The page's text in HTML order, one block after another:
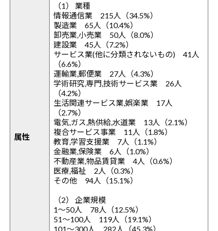
属性
（1） 業種
情報通信業 215人（34.5%）
製造業 65人（10.4%）
卸売業,小売業 50人（8.0%）
建設業 45人（7.2%）
サービス業(他に分類されないもの) 41人
（6.6%）
運輸業,郵便業 27人（4.3%）
学術研究,専門,技術サービス業 26人
（4.2%）
生活関連サービス業,娯楽業 17人
（2.7%）
電気,ガス,熱供給,水道業 13人（2.1%）
複合サービス事業 11人（1.8%）
教育,学習支援業 7人（1.1%）
金融業,保険業 6人（1.0%）
不動産業,物品賃貸業 4人（0.6%）
医療,福祉 2人（0.3%）
その他 94人（15.1%）
（2） 企業規模
1～50人 78人（12.5%）
51～100人 119人（19.1%）
101～300人 282人（45.3%）